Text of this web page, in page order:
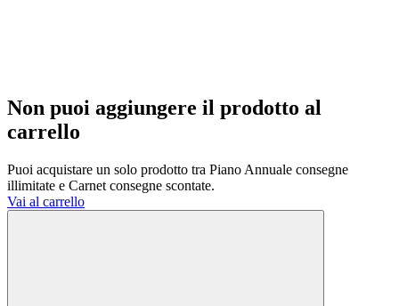
Non puoi aggiungere il prodotto al
carrello
Puoi acquistare un solo prodotto tra Piano Annuale consegne
illimitate e Carnet consegne scontate.
Vai al carrello